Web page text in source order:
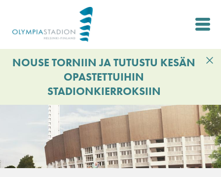
NOUSE TORNIIN JA TUTUSTU KESÄN
OPASTETTUIHIN
STADIONKIERROKSIIN